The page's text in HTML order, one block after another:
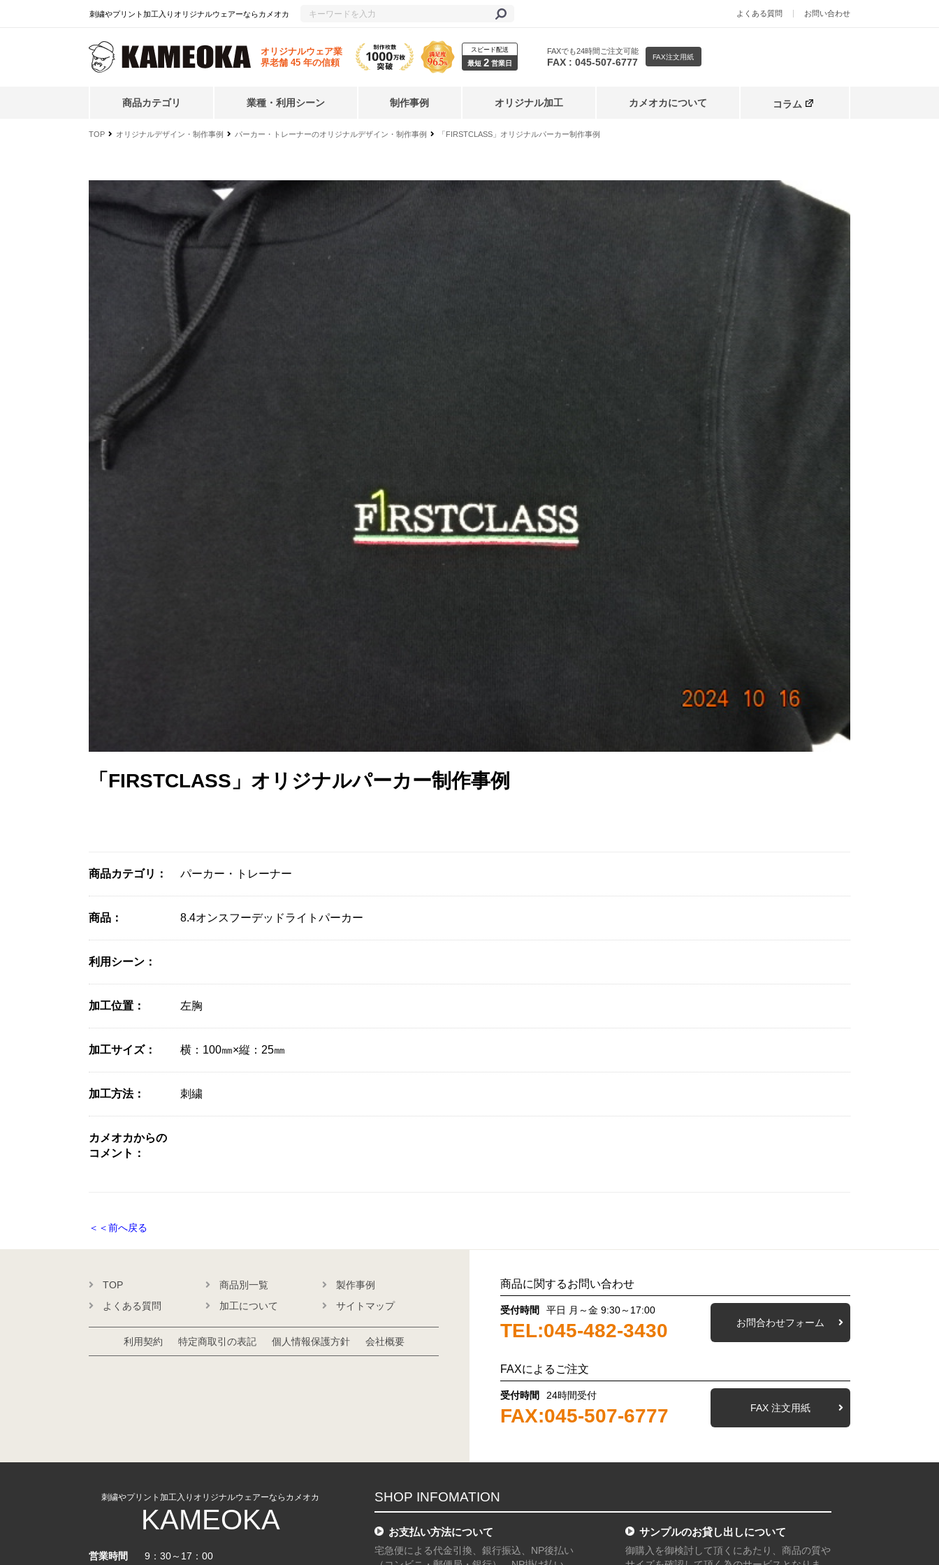
刺繍やプリント加工入りオリジナルウェアーならカメオカ よくある質問 お問い合わせ
オリジナルウェア業
界老舗 45 年の信頼
スピード配送
最短 2 営業日
FAXでも24時間ご注文可能
FAX : 045-507-6777 FAX注文用紙
商品カテゴリ 業種・利用シーン 制作事例 オリジナル加工 カメオカについて
コラム
ン
ツ
へ
ス
キ
TOP オリジナルデザイン・制作事例 パーカー・トレーナーのオリジナルデザイン・制作事例 「FIRSTCLASS」オリジナルパーカー制作事例
「FIRSTCLASS」オリジナルパーカー制作事例
商品カテゴリ： パーカー・トレーナー
商品： 8.4オンスフーデッドライトパーカー
利用シーン：
加工位置： 左胸
加工サイズ： 横：100㎜×縦：25㎜
加工方法： 刺繍
カメオカからの
コメント：
＜＜前へ戻る
TOP 商品別一覧
製作事例
よくある質問
加工について サイトマップ
利用契約 特定商取引の表記 個人情報保護方針 会社概要
商品に関するお問い合わせ
受付時間 平日 月～金 9:30～17:00
TEL:045-482-3430 お問合わせフォーム
FAXによるご注文
受付時間 24時間受付
FAX:045-507-6777 FAX 注文用紙
刺繍やプリント加工入りオリジナルウェアーならカメオカ
KAMEOKA
営業時間 9：30～17：00
SHOP INFOMATION
お支払い方法について
宅急便による代金引換、銀行振込、NP後払い
サンプルのお貸し出しについて
御購入を御検討して頂くにあたり、商品の質や